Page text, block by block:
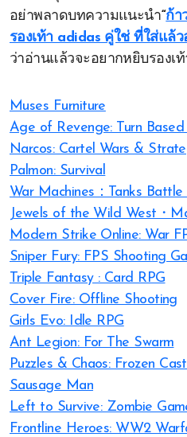
อย่าพลาดบทความแนะนำ“ก้า
รองเท้า adidas คู่ใช่ ที่ใส่แล้
ว่าอ่านแล้วจะอยากหยิบรองเ
Muses Furniture
Age of Revenge: Turn Based
Narcos: Cartel Wars &
Palmon: Survival
War Machines：Tanks Battle
Jewels of the Wild West・
Modern Strike Online: War
Sniper Fury: FPS Shooting
Triple Fantasy : Card RPG
Cover Fire: Offline Shooting
Girls Evo: Idle RPG
Ant Legion: For The Swarm
Puzzles & Chaos: Frozen
Sausage Man
Left to Survive: Zombie
Frontline Heroes: WW2